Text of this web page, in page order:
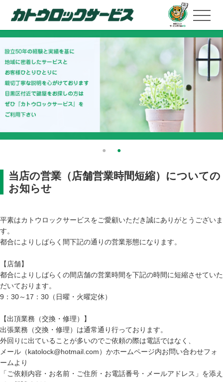
当店の営業（店舗営業時間短縮）についての
お知らせ
平素はカトウロックサービスをご愛顧いただき誠にありがとうございま
す。
都合によりしばらく間下記の通りの営業形態になります。
【店舗】
都合によりしばらくの間店舗の営業時間を下記の時間に短縮させていた
だいております。
9：30～17：30（日曜・火曜定休）
【出頂業務（交換・修理）】
出張業務（交換・修理）は通常通り行っております。
外回りに出ていることが多いのでご依頼の際は電話ではなく、
メール（katolock@hotmail.com）かホームページ内お問い合わせフォ
ームより
「ご依頼内容・お名前・ご住所・お電話番号・メールアドレス」を添え